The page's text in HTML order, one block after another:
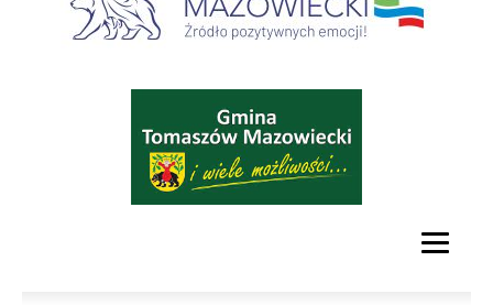
serwis
turystyczny
Tomaszowa
Mazowieckiego